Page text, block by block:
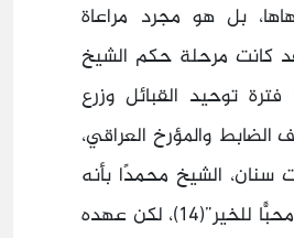
بل هو مجرد مراعاة
كانت مرحلة حكم الشيخ
(1851-1878) فترة توحيد القبائل وزرع
الضابط والمؤرخ العراقي،
الشيخ محمدًا بأنه
“كان رجلًا تقيًّا ورِعًا، محبًّا للخير”(14)، لكن عهده